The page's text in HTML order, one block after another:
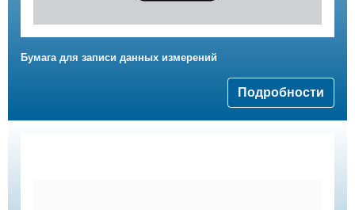
Бумага для записи данных измерений
Подробности